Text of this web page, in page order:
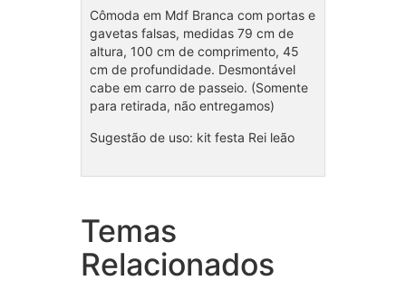
Cômoda em Mdf Branca com portas e
gavetas falsas, medidas 79 cm de
altura, 100 cm de comprimento, 45
cm de profundidade. Desmontável
cabe em carro de passeio. (Somente
para retirada, não entregamos)
Sugestão de uso: kit festa Rei leão
Temas
Relacionados
Mesa desmontavel preta G